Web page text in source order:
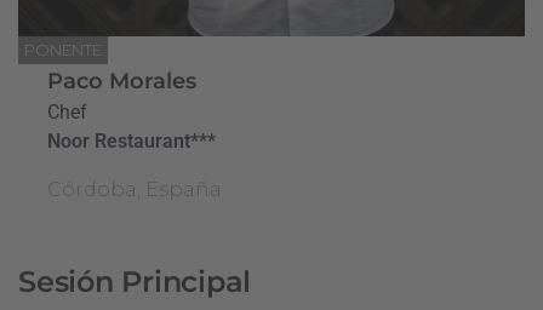
PONENTE
Paco Morales
Chef
Noor Restaurant***
Córdoba, España
Sesión Principal